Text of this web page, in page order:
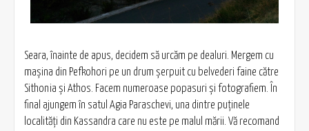
Seara, înainte de apus, decidem să urcăm pe dealuri. Mergem cu
maşina din Pefkohori pe un drum şerpuit cu belvederi faine către
Sithonia şi Athos. Facem numeroase popasuri şi fotografiem. În
final ajungem în satul Agia Paraschevi, una dintre puţinele
localităţi din Kassandra care nu este pe malul mării. Vă recomand